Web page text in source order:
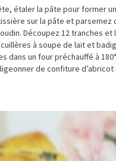
étaler la pâte pour former
sur la pâte et
Découpez 12 tranches
à soupe de lait et
dans un four préchauffé à
de confiture d’abricot